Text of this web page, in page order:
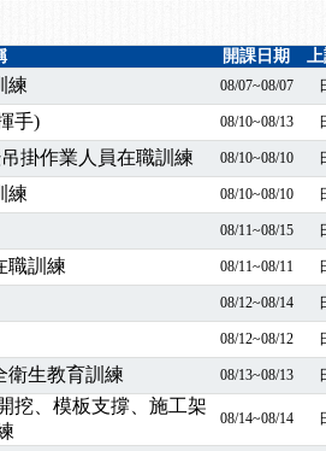
看這邊推出囉～～
出公告！
我？課程百百種選擇好困難！快來祐昕
、「隧道等襯砌作業主管」及「潛水作
能系列課程資訊
危害預防職場安衛法令研討會
，若遇停班停課消息 補課及測驗時間將
08堆高機課程，政府出錢補助學費，請
課囉
停班停課
，若遇停班停課消息 補課及測驗時間將
意見蒐集~
種？專業講師帶您判斷正確性！
，若遇停班停課消息 補課及測驗時間將
07停班停課
開課日期
練 08/07~08/07
手) 08/10~08/13
掛作業人員在職訓練 08/10~08/10
練 08/10~08/10
08/11~08/15
職訓練 08/11~08/11
08/12~08/14
08/12~08/12
衛生教育訓練 08/13~08/13
挖、模板支撐、施工架
08/14~08/14